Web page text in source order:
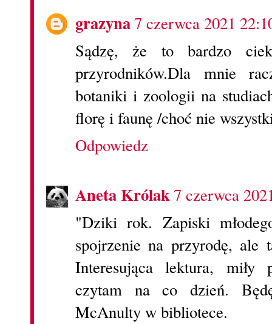
grazyna7 czerwca 2021
Sądzę, że to bardzo
przyrodników.Dla mnie
botaniki i zoologii na
florę i faunę /choć nie
Odpowiedz
Aneta Królak7 czerwca
"Dziki rok. Zapiski
spojrzenie na przyrodę, ale
Interesująca lektura,
czytam na co dzień.
McAnulty w bibliotece.